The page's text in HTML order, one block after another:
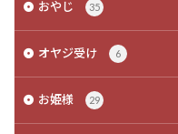
おやじ 35
オヤジ受け 6
お姫様 29